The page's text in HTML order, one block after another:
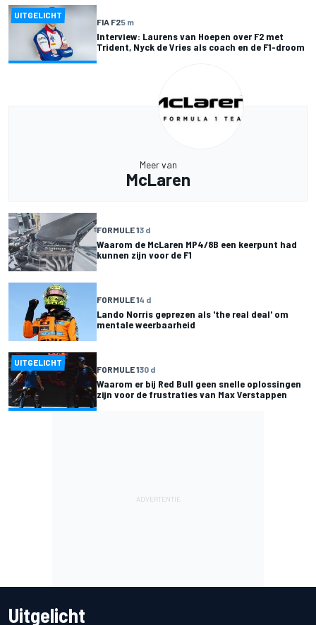
UITGELICHT
FIA F25 m
Interview: Laurens van Hoepen over F2 met
Trident, Nyck de Vries als coach en de F1-droom
Meer van
McLaren
FORMULE 13 d
Waarom de McLaren MP4/8B een keerpunt had
kunnen zijn voor de F1
FORMULE 14 d
Lando Norris geprezen als 'the real deal' om
mentale weerbaarheid
UITGELICHT
FORMULE 130 d
Waarom er bij Red Bull geen snelle oplossingen
zijn voor de frustraties van Max Verstappen
Uitgelicht